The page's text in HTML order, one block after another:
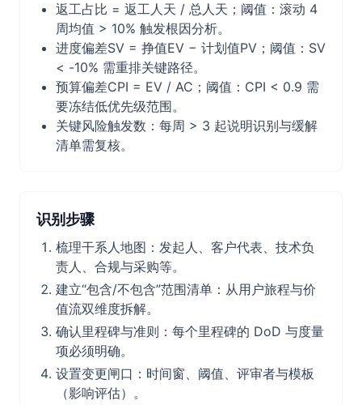
返工占比 = 返工人天 / 总人天；阈值：滚动 4
周均值 > 10% 触发根因分析。
进度偏差SV = 挣值EV − 计划值PV；阈值：SV
< -10% 需重排关键路径。
预算偏差CPI = EV / AC；阈值：CPI < 0.9 需
要冻结低优先级范围。
关键风险触发数：每周 > 3 起说明识别与缓解
清单需复核。
识别步骤
梳理干系人地图：发起人、客户代表、技术负
责人、合规与采购等。
建立“包含/不包含”范围清单：从用户旅程与价
值流双维度拆解。
确认里程碑与准则：每个里程碑的 DoD 与度量
项必须明确。
设置变更闸口：时间窗、阈值、评审者与模板
（影响评估）。